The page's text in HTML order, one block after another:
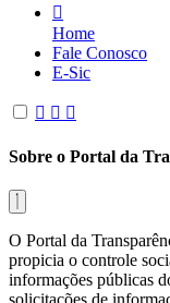
Home
Fale Conosco
E-Sic
Sobre o Portal da
O Portal da
propicia o controle
informações públicas